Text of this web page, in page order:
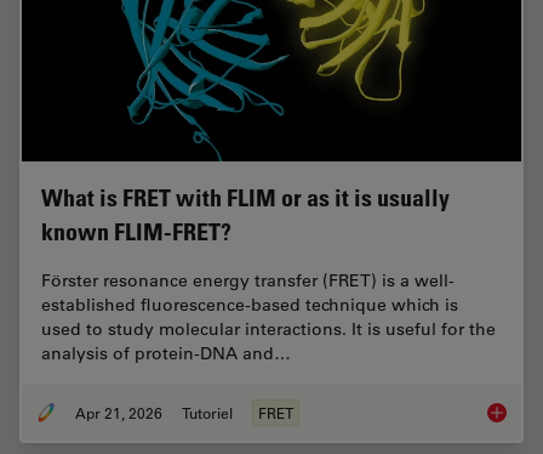
What is FRET with FLIM or as it is usually
known FLIM-FRET?
Förster resonance energy transfer (FRET) is a well-
established fluorescence-based technique which is
used to study molecular interactions. It is useful for the
analysis of protein-DNA and…
Apr 21, 2026 Tutoriel FRET What is